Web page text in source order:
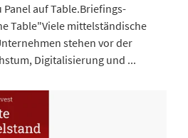
Panel auf Table.Briefings-
Table"Viele mittelständische
stehen vor der
Digitalisierung und ...